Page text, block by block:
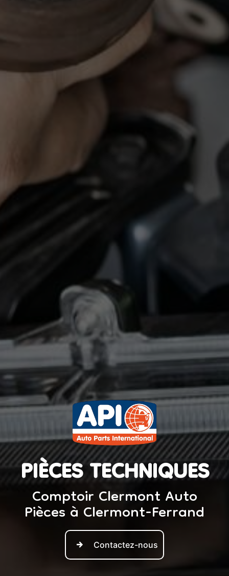
PIÈCES TECHNIQUES
Comptoir Clermont Auto
Pièces à Clermont-Ferrand
Contactez-nous